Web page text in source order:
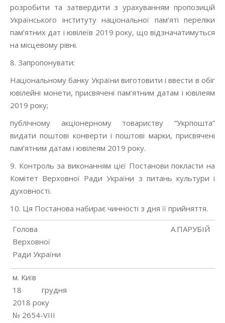
розробити та затвердити з урахуванням пропозицій
Українського інституту національної пам’яті переліки
пам’ятних дат і ювілеїв 2019 року, що відзначатимуться
на місцевому рівні.
8. Запропонувати:
Національному банку України виготовити і ввести в обіг
ювілейні монети, присвячені пам’ятним датам і ювілеям
2019 року;
публічному акціонерному товариству “Укрпошта”
видати поштові конверти і поштові марки, присвячені
пам’ятним датам і ювілеям 2019 року.
9. Контроль за виконанням цієї Постанови покласти на
Комітет Верховної Ради України з питань культури і
духовності.
10. Ця Постанова набирає чинності з дня її прийняття.
Голова
Верховної
Ради України
А.ПАРУБІЙ
м. Київ
18 грудня
2018 року
№ 2654-VIII